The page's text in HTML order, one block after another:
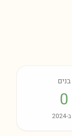
בנים
0
ב-2024